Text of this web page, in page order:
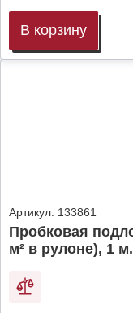
В корзину
Артикул: 133861
Пробковая
м² в рулоне), 1